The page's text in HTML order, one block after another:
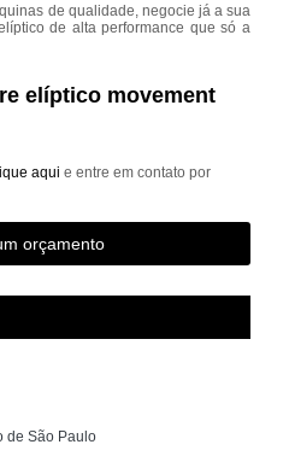
de qualidade, negocie já a sua
de alta performance que só a
elíptico movement
aqui e entre em contato por
orçamento
de São Paulo